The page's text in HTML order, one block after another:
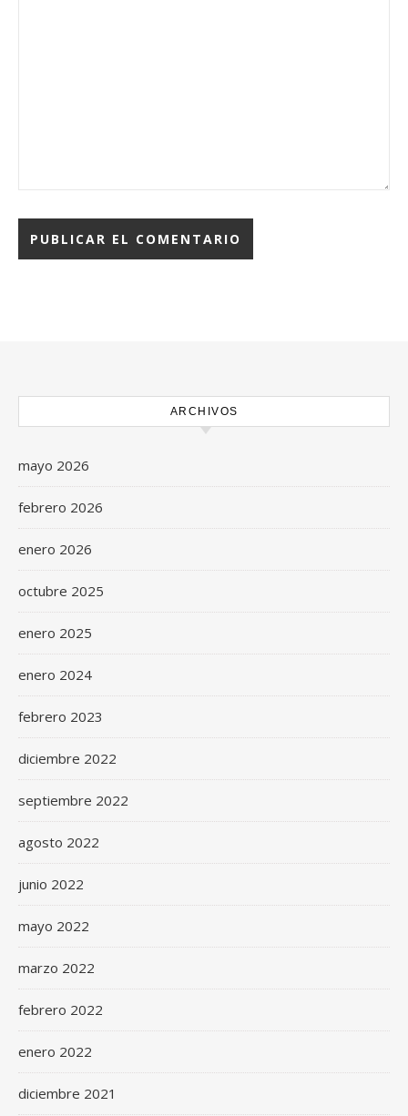
ARCHIVOS
mayo 2026
febrero 2026
enero 2026
octubre 2025
enero 2025
enero 2024
febrero 2023
diciembre 2022
septiembre 2022
agosto 2022
junio 2022
mayo 2022
marzo 2022
febrero 2022
enero 2022
diciembre 2021